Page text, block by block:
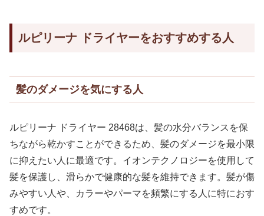
ルピリーナ ドライヤーをおすすめする人
髪のダメージを気にする人
ルピリーナ ドライヤー 28468は、髪の水分バランスを保
ちながら乾かすことができるため、髪のダメージを最小限
に抑えたい人に最適です。イオンテクノロジーを使用して
髪を保護し、滑らかで健康的な髪を維持できます。髪が傷
みやすい人や、カラーやパーマを頻繁にする人に特におす
すめです。